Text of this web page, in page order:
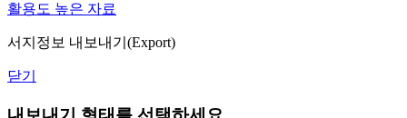
활용도 높은 자료
서지정보 내보내기(Export)
닫기